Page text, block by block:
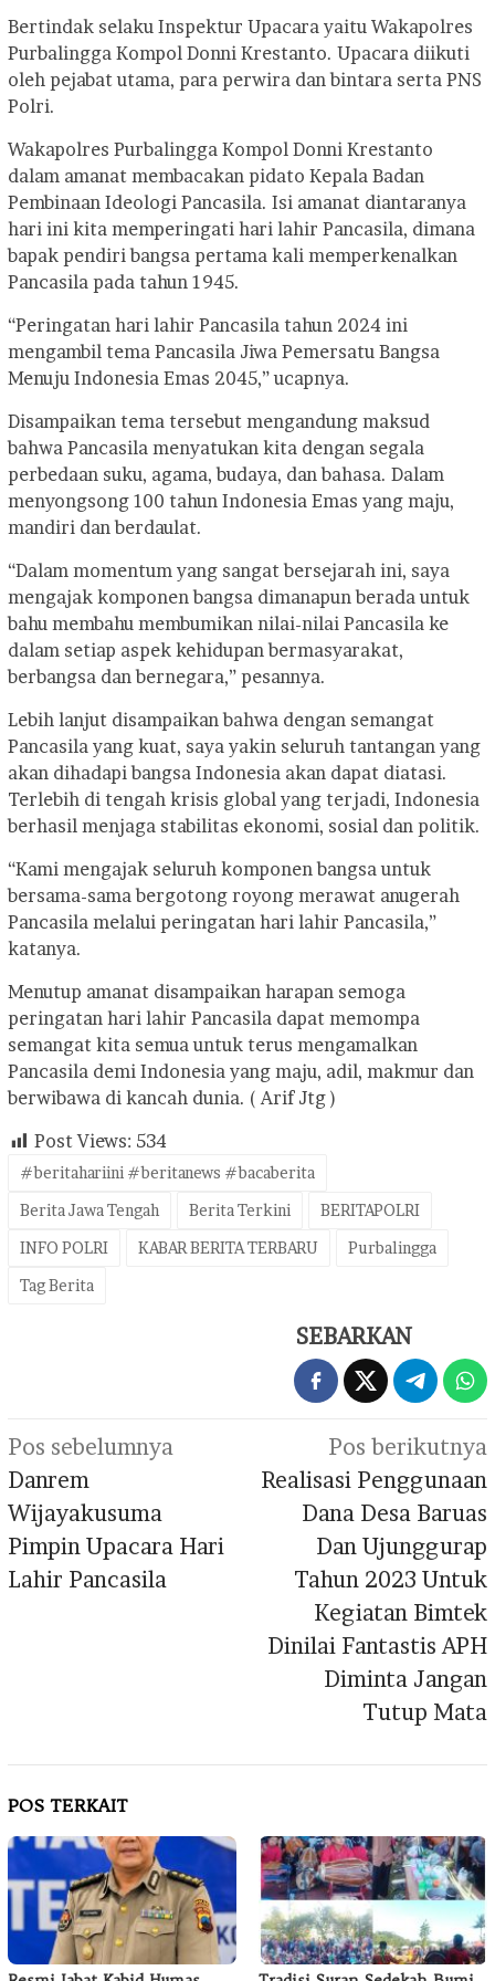
Bertindak selaku Inspektur Upacara yaitu Wakapolres
Purbalingga Kompol Donni Krestanto. Upacara diikuti
oleh pejabat utama, para perwira dan bintara serta PNS
Polri.
Wakapolres Purbalingga Kompol Donni Krestanto
dalam amanat membacakan pidato Kepala Badan
Pembinaan Ideologi Pancasila. Isi amanat diantaranya
hari ini kita memperingati hari lahir Pancasila, dimana
bapak pendiri bangsa pertama kali memperkenalkan
Pancasila pada tahun 1945.
“Peringatan hari lahir Pancasila tahun 2024 ini
mengambil tema Pancasila Jiwa Pemersatu Bangsa
Menuju Indonesia Emas 2045,” ucapnya.
Disampaikan tema tersebut mengandung maksud
bahwa Pancasila menyatukan kita dengan segala
perbedaan suku, agama, budaya, dan bahasa. Dalam
menyongsong 100 tahun Indonesia Emas yang maju,
mandiri dan berdaulat.
“Dalam momentum yang sangat bersejarah ini, saya
mengajak komponen bangsa dimanapun berada untuk
bahu membahu membumikan nilai-nilai Pancasila ke
dalam setiap aspek kehidupan bermasyarakat,
berbangsa dan bernegara,” pesannya.
Lebih lanjut disampaikan bahwa dengan semangat
Pancasila yang kuat, saya yakin seluruh tantangan yang
akan dihadapi bangsa Indonesia akan dapat diatasi.
Terlebih di tengah krisis global yang terjadi, Indonesia
berhasil menjaga stabilitas ekonomi, sosial dan politik.
“Kami mengajak seluruh komponen bangsa untuk
bersama-sama bergotong royong merawat anugerah
Pancasila melalui peringatan hari lahir Pancasila,”
katanya.
Menutup amanat disampaikan harapan semoga
peringatan hari lahir Pancasila dapat memompa
semangat kita semua untuk terus mengamalkan
Pancasila demi Indonesia yang maju, adil, makmur dan
berwibawa di kancah dunia. ( Arif Jtg )
Post Views: 534
#beritahariini #beritanews #bacaberita
Berita Jawa Tengah
Berita Terkini
BERITAPOLRI
INFO POLRI
KABAR BERITA TERBARU
Purbalingga
Tag Berita
SEBARKAN
Navigasi
pos
Pos sebelumnya
Danrem
Wijayakusuma
Pimpin Upacara Hari
Lahir Pancasila
Pos berikutnya
Realisasi Penggunaan
Dana Desa Baruas
Dan Ujunggurap
Tahun 2023 Untuk
Kegiatan Bimtek
Dinilai Fantastis APH
Diminta Jangan
Tutup Mata
POS TERKAIT